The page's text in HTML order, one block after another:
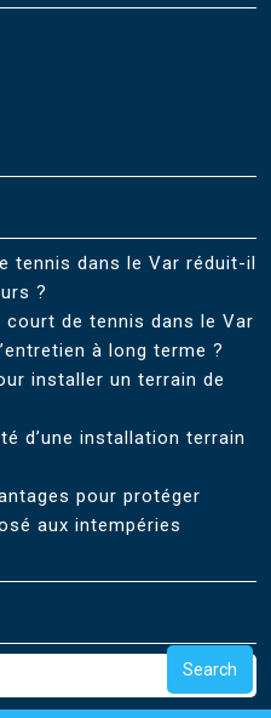
tennis dans le Var réduit-il
?
de tennis dans le Var
à long terme ?
installer un terrain de
d’une installation terrain
pour protéger
aux intempéries
Search